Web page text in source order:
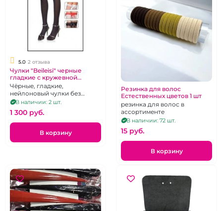
5.0 2 отзыва
Чулки "Beileisi" черные
гладкие с кружевной
красной резинкой бантом и
бусами без силикона р 2-3
Чёрные, гладкие,
нейлоновый чулки без
силиконовой поддержки с
коронкой украшенной
красным кружевом.Размер 1-
2
В наличии: 2 шт.
1 300 pуб.
В корзину
Резинка для волос
Естественных цветов 1 шт
резинка для волос в
ассортименте
В наличии: 72 шт.
15 pуб.
В корзину